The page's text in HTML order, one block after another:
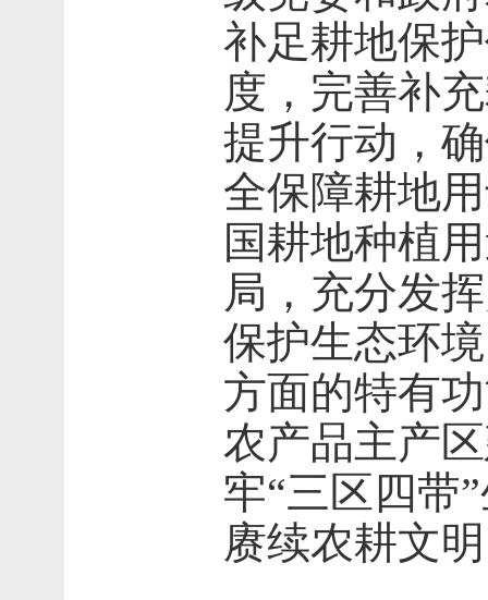
补足耕地保
度，完善补
提升行动，
全保障耕地
国耕地种植
局，充分发
保护生态环
方面的特有
农产品主产
牢“三区四带
赓续农耕文